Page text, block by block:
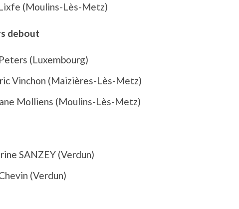
(Moulins-Lès-Metz)
debout
(Luxembourg)
Vinchon (Maizières-Lès-Metz)
Molliens (Moulins-Lès-Metz)
SANZEY (Verdun)
(Verdun)